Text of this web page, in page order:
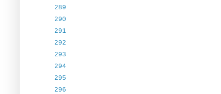
289
290
291
292
293
294
295
296